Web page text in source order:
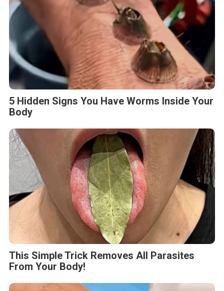
5 Hidden Signs You Have Worms Inside Your
Body
This Simple Trick Removes All Parasites
From Your Body!